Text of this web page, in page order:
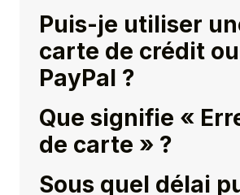
Puis-je utiliser
carte de crédit ou
PayPal ?
Que signifie «
de carte » ?
Sous quel délai